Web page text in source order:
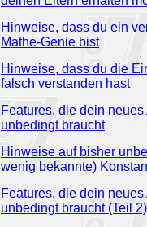
Hinweise, dass du ein
Mathe-Genie bist
Hinweise, dass du die
falsch verstanden hast
Features, die dein neues
unbedingt braucht
Hinweise auf bisher
wenig bekannte)
Features, die dein neues
unbedingt braucht (Teil 2)